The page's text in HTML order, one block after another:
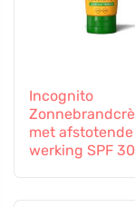
Incognito
met afstotende
werking SPF